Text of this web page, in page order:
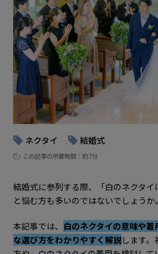
ネクタイ , 結婚式
この記事の所要時間：約7分
結婚式に参列する際、「白のネクタイ
と悩む方も多いのではないでしょうか。
本記事では、 白のネクタイの意味や
な選び方をわかりやすく解説します